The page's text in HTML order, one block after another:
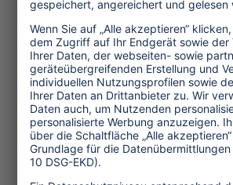
hat das zuständige
Wirtschaftsministerium
Einfluß bei der UNWTO
machen und eine
seriöse
einzufordern. Zahlreiche